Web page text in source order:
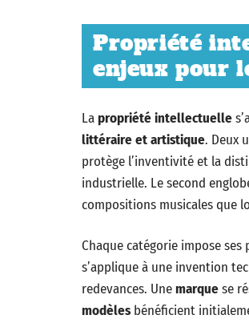
Propriété
enjeux pour
Lapropriété intellectuelle
littéraire et artistique. Deux
protège l’inventivité et la
industrielle. Le second
compositions musicales que
Chaque catégorie impose
s’applique à une invention
redevances. Unemarquese
modèlesbénéficient